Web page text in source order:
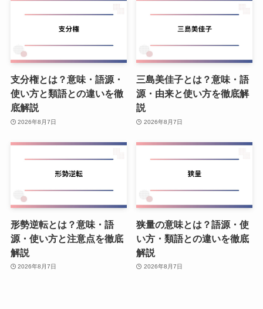
支分権とは？意味・語源・
使い方と類語との違いを徹
底解説
2026年8月7日
三島美佳子とは？意味・語
源・由来と使い方を徹底解
説
2026年8月7日
形勢逆転とは？意味・語
源・使い方と注意点を徹底
解説
2026年8月7日
狭量の意味とは？語源・使
い方・類語との違いを徹底
解説
2026年8月7日